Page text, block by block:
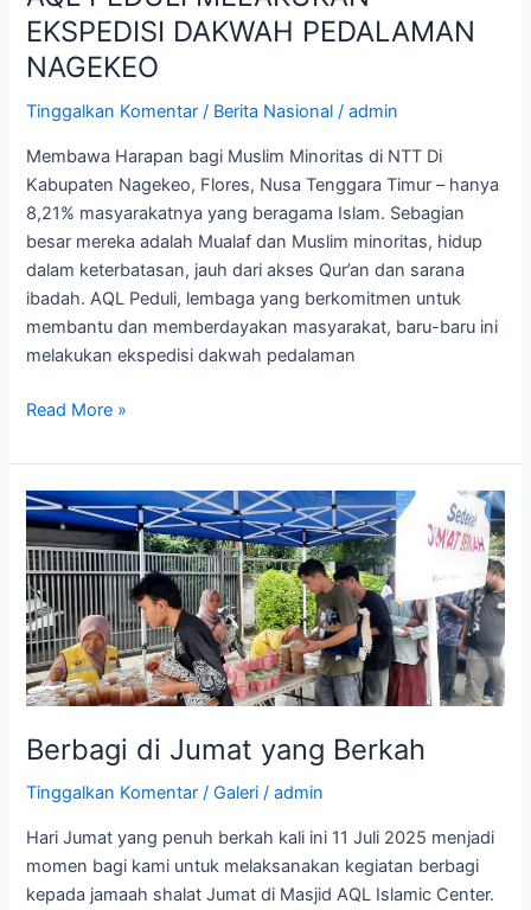
EKSPEDISI DAKWAH PEDALAMAN
NAGEKEO
Tinggalkan Komentar / Berita Nasional /admin
Membawa Harapan bagi Muslim Minoritas di NTT Di
Kabupaten Nagekeo, Flores, Nusa Tenggara Timur – hanya
8,21% masyarakatnya yang beragama Islam. Sebagian
besar mereka adalah Mualaf dan Muslim minoritas, hidup
dalam keterbatasan, jauh dari akses Qur’an dan sarana
ibadah. AQL Peduli, lembaga yang berkomitmen untuk
membantu dan memberdayakan masyarakat, baru-baru ini
melakukan ekspedisi dakwah pedalaman
Read More »
Berbagi di Jumat yang Berkah
Tinggalkan Komentar /Galeri /admin
Hari Jumat yang penuh berkah kali ini 11 Juli 2025 menjadi
momen bagi kami untuk melaksanakan kegiatan berbagi
kepada jamaah shalat Jumat di Masjid AQL Islamic Center.
Berbagi
di
Jumat
yang
Berkah